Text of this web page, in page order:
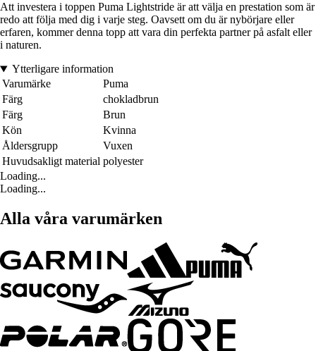
Att investera i toppen Puma Lightstride är att välja en prestation som är
redo att följa med dig i varje steg. Oavsett om du är nybörjare eller
erfaren, kommer denna topp att vara din perfekta partner på asfalt eller
i naturen.
Ytterligare information
Varumärke
Puma
Färg
chokladbrun
Färg
Brun
Kön
Kvinna
Åldersgrupp
Vuxen
Huvudsakligt material polyester
Loading...
Loading...
Alla våra varumärken